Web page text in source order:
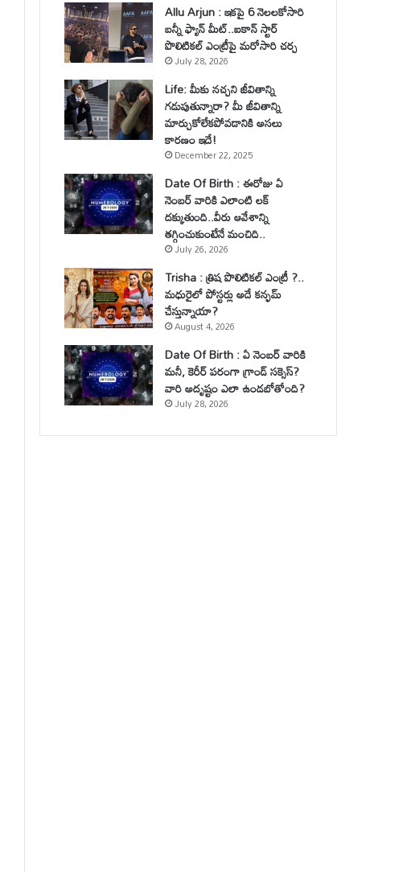
Allu Arjun : ఇకపై 6 నెలలకోసారి
బన్నీ ఫ్యాన్ మీట్..ఐకాన్ స్టార్
పొలిటికల్ ఎంట్రీపై మరోసారి చర్చ
July 28, 2026
Life: మీకు నచ్చని జీవితాన్ని
గడుపుతున్నారా? మీ జీవితాన్ని
మార్చుకోలేకపోవడానికి అసలు
కారణం ఇదే!
December 22, 2025
Date Of Birth : ఈరోజు ఏ
నెంబర్ వారికి ఎలాంటి లక్
దక్కుతుంది..వీరు ఆవేశాన్ని
తగ్గించుకుంటేనే మంచిది..
July 26, 2026
Trisha : త్రిష పొలిటికల్ ఎంట్రీ ?..
మధురైలో పోస్టర్లు అదే కన్ఫమ్
చేస్తున్నాయా?
August 4, 2026
Date Of Birth : ఏ నెంబర్ వారికి
మనీ, కెరీర్ పరంగా గ్రాండ్ సక్సెస్?
వారి అదృష్టం ఎలా ఉండబోతోంది?
July 28, 2026